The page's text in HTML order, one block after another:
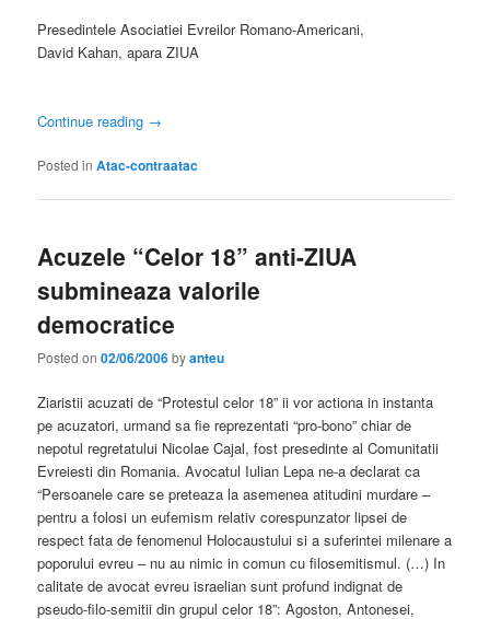
Presedintele Asociatiei Evreilor Romano-Americani,
David Kahan, apara ZIUA
Continue reading →
Posted in Atac-contraatac
Acuzele “Celor 18” anti-ZIUA
submineaza valorile
democratice
Posted on02/06/2006byanteu
Ziaristii acuzati de “Protestul celor 18” ii vor actiona in instanta
pe acuzatori, urmand sa fie reprezentati “pro-bono” chiar de
nepotul regretatului Nicolae Cajal, fost presedinte al Comunitatii
Evreiesti din Romania. Avocatul Iulian Lepa ne-a declarat ca
“Persoanele care se preteaza la asemenea atitudini murdare –
pentru a folosi un eufemism relativ corespunzator lipsei de
respect fata de fenomenul Holocaustului si a suferintei milenare a
poporului evreu – nu au nimic in comun cu filosemitismul. (…) In
calitate de avocat evreu israelian sunt profund indignat de
pseudo-filo-semitii din grupul celor 18”: Agoston, Antonesei,